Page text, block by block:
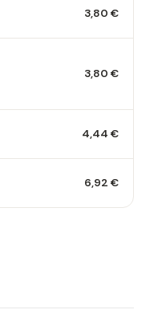
3,80 €
3,80 €
4,44 €
6,92 €